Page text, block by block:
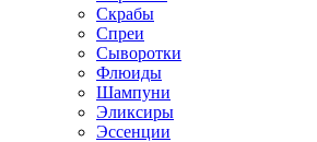
Скрабы
Спреи
Сыворотки
Флюиды
Шампуни
Эликсиры
Эссенции